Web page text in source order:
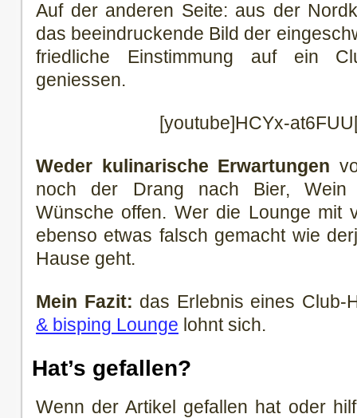
Auf der anderen Seite: aus der
das beeindruckende Bild der
friedliche Einstimmung auf ein
geniessen.
[youtube]HCYx-
Weder kulinarische Erwartungen
noch der Drang nach Bier, Wein
Wünsche offen. Wer die Lounge mit
ebenso etwas falsch gemacht wie
Hause geht.
Mein Fazit: das Erlebnis eines
& bisping Lounge lohnt sich.
Hat’s gefallen?
Wenn der Artikel gefallen hat oder